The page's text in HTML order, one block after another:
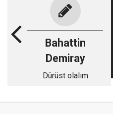
Bahattin
Demiray
Dürüst olalım